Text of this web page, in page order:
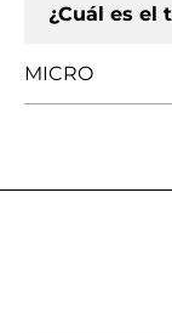
¿Cuál es el
MICRO